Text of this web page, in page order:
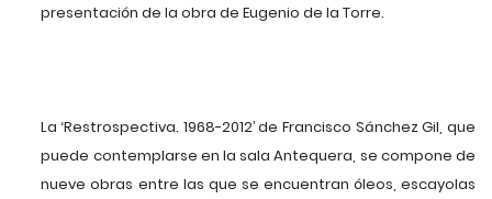
presentación de la obra de Eugenio de la Torre.
La ‘Restrospectiva. 1968-2012’ de Francisco Sánchez Gil, que
puede contemplarse en la sala Antequera, se compone de
nueve obras entre las que se encuentran óleos, escayolas